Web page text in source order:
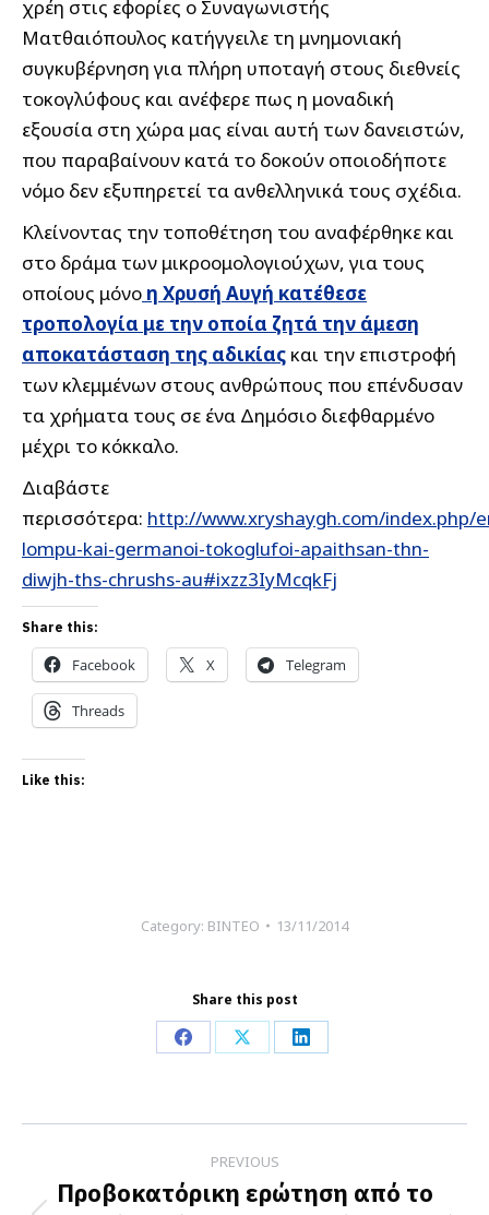
χρέη στις εφορίες ο Συναγωνιστής
Ματθαιόπουλος κατήγγειλε τη μνημονιακή
συγκυβέρνηση για πλήρη υποταγή στους διεθνείς
τοκογλύφους και ανέφερε πως η μοναδική
εξουσία στη χώρα μας είναι αυτή των δανειστών,
που παραβαίνουν κατά το δοκούν οποιοδήποτε
νόμο δεν εξυπηρετεί τα ανθελληνικά τους σχέδια.
Κλείνοντας την τοποθέτηση του αναφέρθηκε και
στο δράμα των μικροομολογιούχων, για τους
οποίους μόνο η Χρυσή Αυγή κατέθεσε
τροπολογία με την οποία ζητά την άμεση
αποκατάσταση της αδικίας και την επιστροφή
των κλεμμένων στους ανθρώπους που επένδυσαν
τα χρήματα τους σε ένα Δημόσιο διεφθαρμένο
μέχρι το κόκκαλο.
Διαβάστε
περισσότερα: http://www.xryshaygh.com/index.php/
lompu-kai-germanoi-tokoglufoi-apaithsan-thn-
diwjh-ths-chrushs-au#ixzz3IyMcqkFj
Share this:
Facebook X Telegram
Threads
Like this:
Category: ΒΙΝΤΕΟ 13/11/2014
Share this post
Share
Facebook
Share
X
Share
LinkedIn
navigation
PREVIOUS
Προβοκατόρικη ερώτηση από το